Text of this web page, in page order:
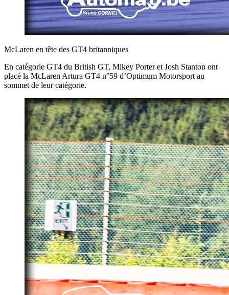
McLaren en tête des GT4 britanniques
En catégorie GT4 du British GT, Mikey Porter et Josh Stanton ont
placé la McLaren Artura GT4 n°59 d’Optimum Motorsport au
sommet de leur catégorie.